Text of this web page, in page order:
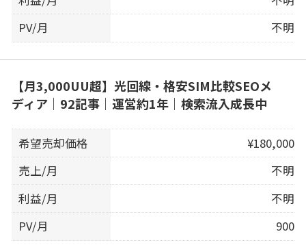
PV/月
不明
【月3,000UU超】光回線・格安SIM比較SEOメ
ディア｜92記事｜運営約1年｜検索流入成長中
希望売却価格
¥180,000
売上/月
不明
利益/月
不明
PV/月
900